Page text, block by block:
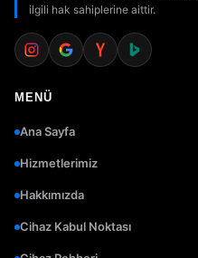
ilgili hak sahiplerine aittir.
MENÜ
Ana Sayfa
Hizmetlerimiz
Hakkımızda
Cihaz Kabul Noktası